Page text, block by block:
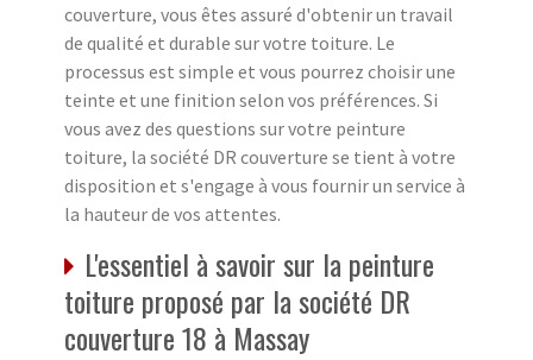
couverture, vous êtes assuré d'obtenir un travail
de qualité et durable sur votre toiture. Le
processus est simple et vous pourrez choisir une
teinte et une finition selon vos préférences. Si
vous avez des questions sur votre peinture
toiture, la société DR couverture se tient à votre
disposition et s'engage à vous fournir un service à
la hauteur de vos attentes.
L'essentiel à savoir sur la peinture
toiture proposé par la société DR
couverture 18 à Massay